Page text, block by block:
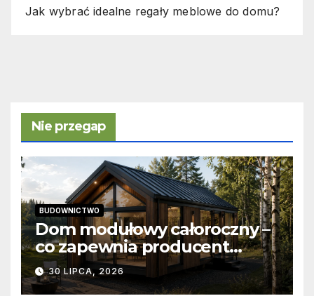
Jak wybrać idealne regały meblowe do domu?
Nie przegap
BUDOWNICTWO
Dom modułowy całoroczny –
co zapewnia producent
domów modułowych?
30 LIPCA, 2026